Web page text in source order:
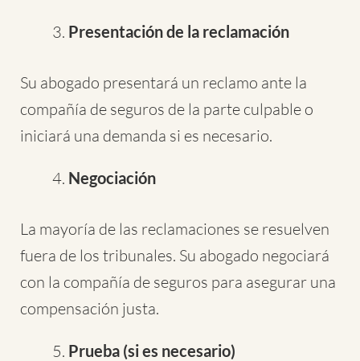
Presentación de la reclamación
Su abogado presentará un reclamo ante la
compañía de seguros de la parte culpable o
iniciará una demanda si es necesario.
Negociación
La mayoría de las reclamaciones se resuelven
fuera de los tribunales. Su abogado negociará
con la compañía de seguros para asegurar una
compensación justa.
Prueba (si es necesario)